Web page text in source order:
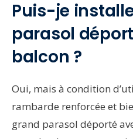
Puis-je
parasol
balcon ?
Oui, mais à condition
rambarde renforcée et
grand parasol déporté